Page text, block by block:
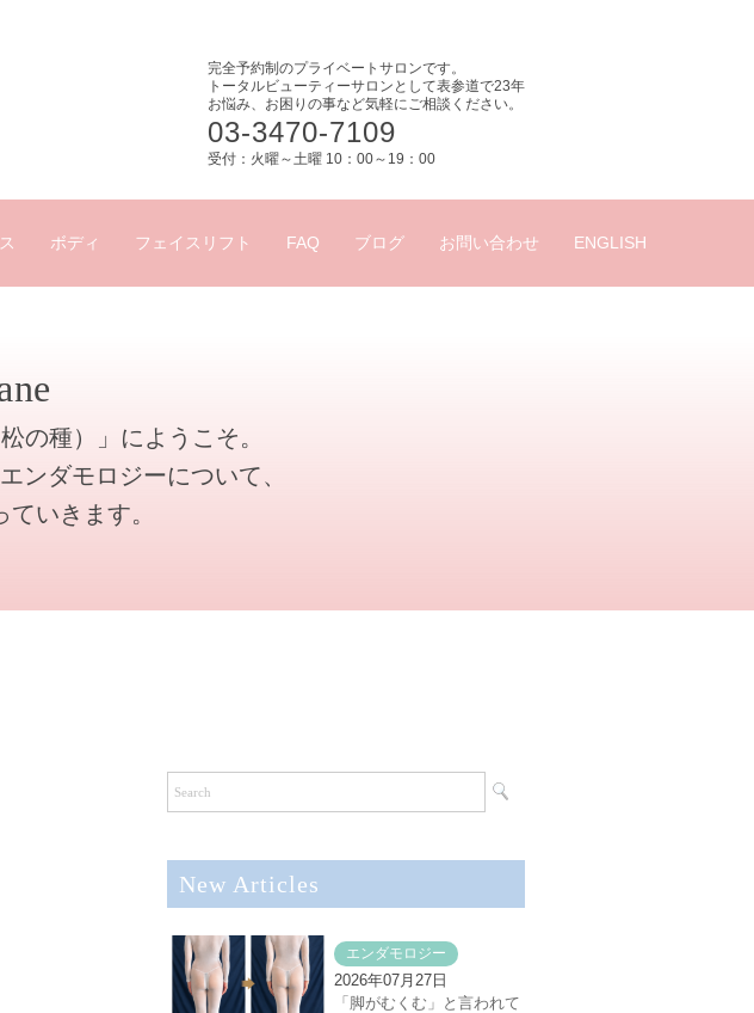
完全予約制のプライベートサロンです。
トータルビューティーサロンとして表参道で23年
お悩み、お困りの事など気軽にご相談ください。
03-3470-7109
受付：火曜～土曜 10：00～19：00
ボディ フェイスリフト FAQ ブログ お問い合わせ ENGLISH
の種）」にようこそ。
ンダモロジーについて、
いきます。
New Articles
エンダモロジー
2026年07月27日
「脚がむくむ」と言われて